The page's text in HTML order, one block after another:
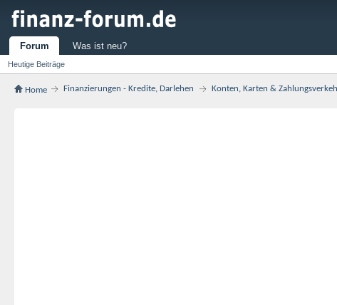
Forum
Heutige Beiträge
Was ist neu?
Home Finanzierungen - Kredite, Darlehen Konten, Karten &